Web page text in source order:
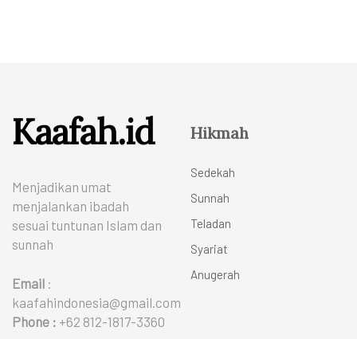
Kaafah.id
Menjadikan umat
menjalankan ibadah
sesuai tuntunan Islam dan
sunnah
Email :
kaafahindonesia@gmail.com
Phone : +62 812-1817-3360
Hikmah
Sedekah
Sunnah
Teladan
Syariat
Anugerah